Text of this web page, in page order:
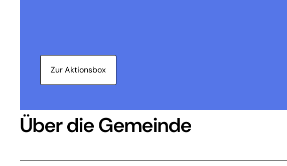
Zur Aktionsbox
Über die Gemeinde